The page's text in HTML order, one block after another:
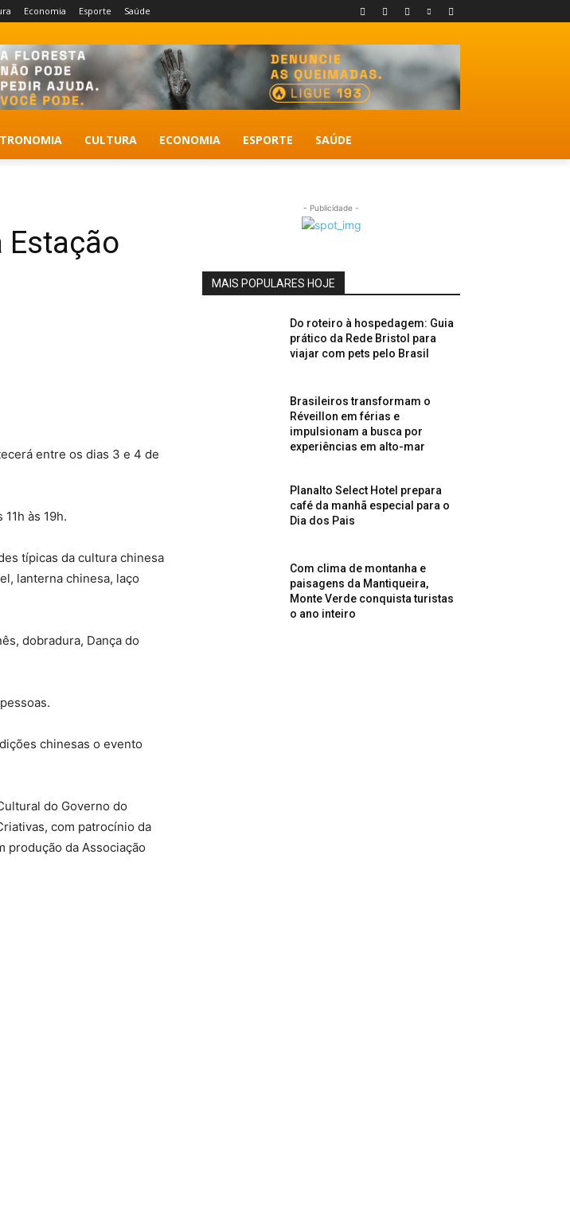
Economia Esporte Saúde
CULTURA ECONOMIA ESPORTE SAÚDE
Estação
entre os dias 3 e 4 de
às 19h.
típicas da cultura chinesa
lanterna chinesa, laço
dobradura, Dança do
chinesas o evento
do Governo do
com patrocínio da
produção da Associação
- Publicidade -
MAIS POPULARES HOJE
Do roteiro à hospedagem: Guia
prático da Rede Bristol para
viajar com pets pelo Brasil
Brasileiros transformam o
Réveillon em férias e
impulsionam a busca por
experiências em alto-mar
Planalto Select Hotel prepara
café da manhã especial para o
Dia dos Pais
Com clima de montanha e
paisagens da Mantiqueira,
Monte Verde conquista turistas
o ano inteiro